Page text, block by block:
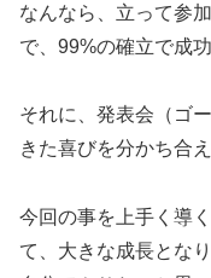
なんなら、立って参
で、99%の確立で成
それに、発表会（ゴ
きた喜びを分かち合
今回の事を上手く導
て、大きな成長となり